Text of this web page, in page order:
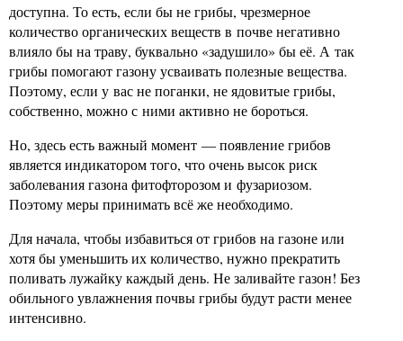
доступна. То есть, если бы не грибы, чрезмерное
количество органических веществ в почве негативно
влияло бы на траву, буквально «задушило» бы её. А так
грибы помогают газону усваивать полезные вещества.
Поэтому, если у вас не поганки, не ядовитые грибы,
собственно, можно с ними активно не бороться.
Но, здесь есть важный момент — появление грибов
является индикатором того, что очень высок риск
заболевания газона фитофторозом и фузариозом.
Поэтому меры принимать всё же необходимо.
Для начала, чтобы избавиться от грибов на газоне или
хотя бы уменьшить их количество, нужно прекратить
поливать лужайку каждый день. Не заливайте газон! Без
обильного увлажнения почвы грибы будут расти менее
интенсивно.